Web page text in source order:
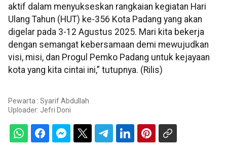
aktif dalam menyukseskan rangkaian kegiatan Hari
Ulang Tahun (HUT) ke-356 Kota Padang yang akan
digelar pada 3-12 Agustus 2025. Mari kita bekerja
dengan semangat kebersamaan demi mewujudkan
visi, misi, dan Progul Pemko Padang untuk kejayaan
kota yang kita cintai ini,” tutupnya. (Rilis)
Pewarta : Syarif Abdullah
Uploader: Jefri Doni